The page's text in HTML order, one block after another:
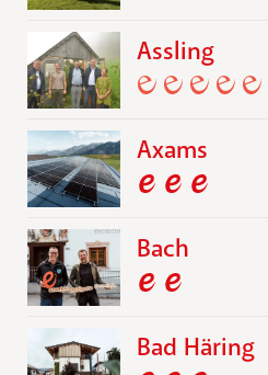
Assling
Axams
Bach
Bad Häring